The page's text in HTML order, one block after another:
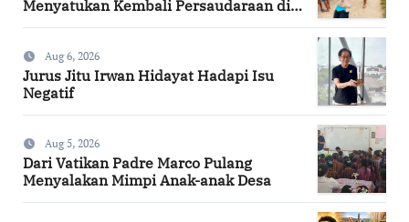
Menyatukan Kembali Persaudaraan di
Aug 6, 2026
Jurus Jitu Irwan Hidayat Hadapi Isu
Negatif
Aug 5, 2026
Dari Vatikan Padre Marco Pulang
Menyalakan Mimpi Anak-anak Desa